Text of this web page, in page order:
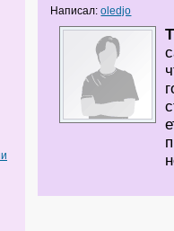
Написал:oledjo